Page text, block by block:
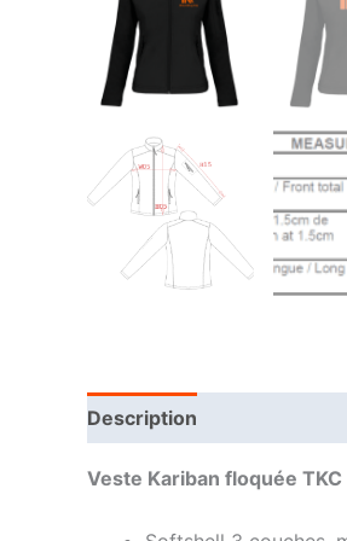
Description
Veste Kariban floquée TKC